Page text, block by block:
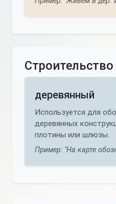
Строительство
деревянный
Используется для
деревянных
плотины или шлюзы.
Пример: "На карте